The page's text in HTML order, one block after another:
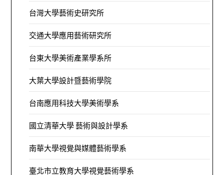
台灣大學藝術史研究所
交通大學應用藝術研究所
台東大學美術產業學系所
大葉大學設計暨藝術學院
台南應用科技大學美術學系
國立清華大學 藝術與設計學系
南華大學視覺與媒體藝術學系
臺北市立教育大學視覺藝術學系